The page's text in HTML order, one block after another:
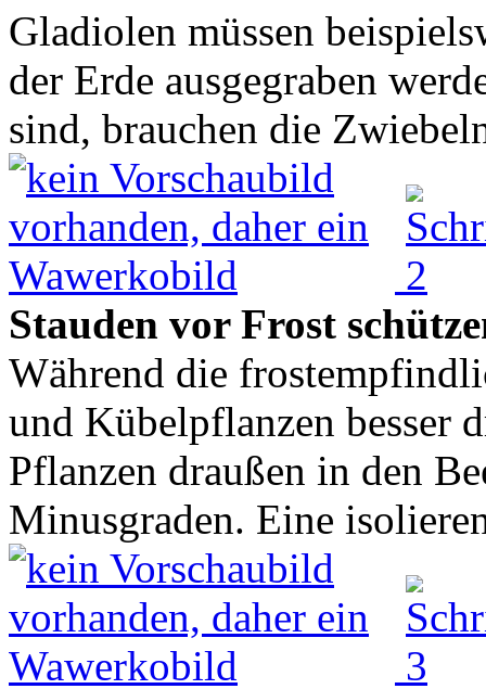
Gladiolen müssen
der Erde ausgegraben
sind, brauchen die
Stauden vor Frost
Während die
und Kübelpflanzen besser
Pflanzen draußen in den
Minusgraden. Eine